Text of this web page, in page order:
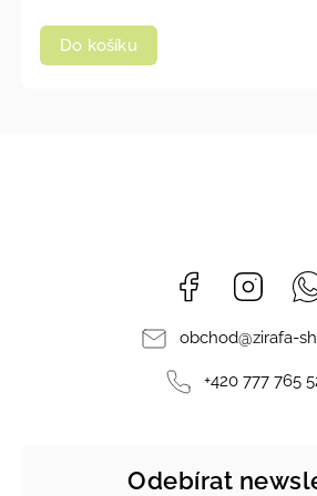
Do košíku
Facebook
obchod@zirafa-
+420 777 765
Odebírat